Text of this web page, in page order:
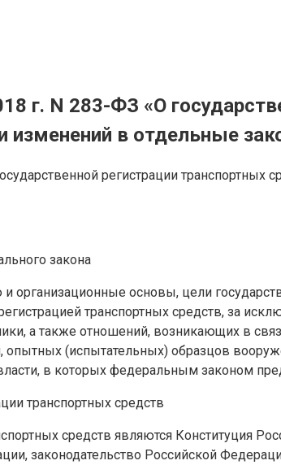
г. N 283-ФЗ «О
изменений в отдельные
регистрации
закона
основы, цели
транспортных средств, за
а также отношений, возникающих в
опытных (испытательных) образцов
в которых федеральным законом
транспортных средств
средств являются
законодательство Российской